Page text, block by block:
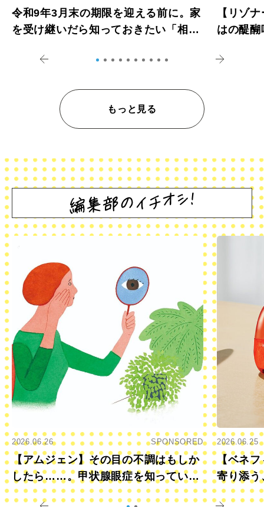
令和9年3月末の期限を迎える前に。家
を受け継いだら知っておきたい「相続
【リゾ
はの醍
もっと見る
2026.06.26 SPONSORED
【アムジェン】その目の不調はもしか
したら……。甲状腺眼症を知っていま
すか？
2026.06.25
【ベネフ
寄り添う
きに